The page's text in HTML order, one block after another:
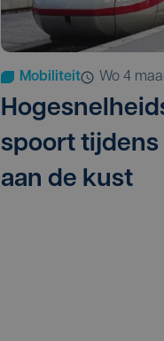
Mobiliteit wo 4
spoort tijdens
aan de kust